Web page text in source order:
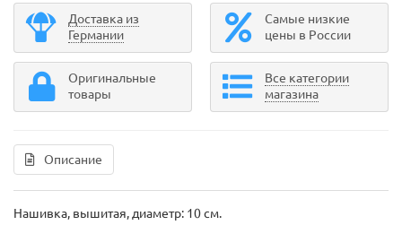
Доставка из
Германии
Самые низкие
цены в России
Оригинальные
товары
Все категории
магазина
Описание
Нашивка, вышитая, диаметр: 10 см.